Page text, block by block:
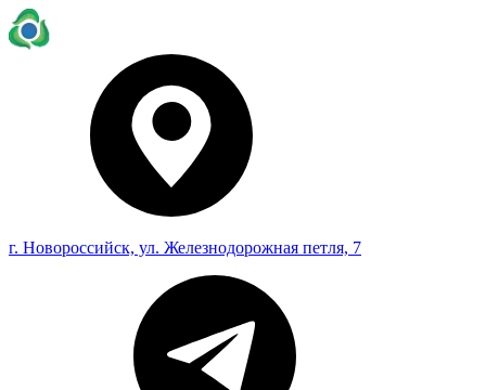
г. Новороссийск, ул. Железнодорожная петля, 7